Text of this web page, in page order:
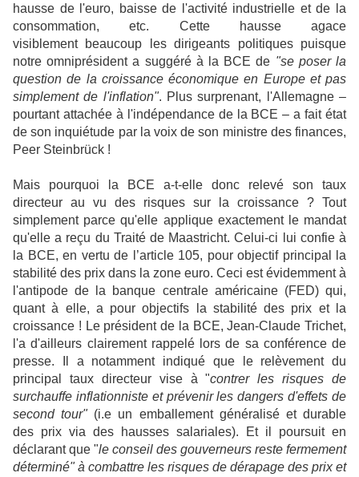
hausse de l'euro, baisse de l'activité industrielle et de la
consommation, etc. Cette hausse agace
visiblement beaucoup les dirigeants politiques puisque
notre omniprésident a suggéré à la BCE de "se poser la
question de la croissance économique en Europe et pas
simplement de l'inflation". Plus surprenant, l'Allemagne –
pourtant attachée à l'indépendance de la BCE – a fait état
de son inquiétude par la voix de son ministre des finances,
Peer Steinbrück !
Mais pourquoi la BCE a-t-elle donc relevé son taux
directeur au vu des risques sur la croissance ? Tout
simplement parce qu'elle applique exactement le mandat
qu'elle a reçu du Traité de Maastricht. Celui-ci lui confie à
la BCE, en vertu de l’article 105, pour objectif principal la
stabilité des prix dans la zone euro. Ceci est évidemment à
l'antipode de la banque centrale américaine (FED) qui,
quant à elle, a pour objectifs la stabilité des prix et la
croissance ! Le président de la BCE, Jean-Claude Trichet,
l'a d'ailleurs clairement rappelé lors de sa conférence de
presse. Il a notamment indiqué que le relèvement du
principal taux directeur vise à "contrer les risques de
surchauffe inflationniste et prévenir les dangers d'effets de
second tour"(i.e un emballement généralisé et durable
des prix via des hausses salariales). Et il poursuit en
déclarant que "le conseil des gouverneurs reste fermement
déterminé" à combattre les risques de dérapage des prix et